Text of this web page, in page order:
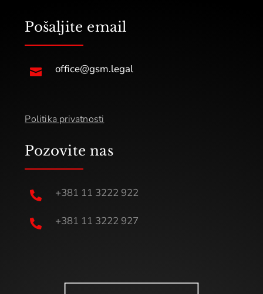
Pošaljite email
 office@gsm.legal
Politika privatnosti
Pozovite nas
 +381 11 3222 922
 +381 11 3222 927